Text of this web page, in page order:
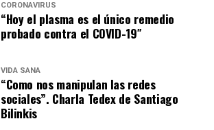
CORONAVIRUS
“Hoy el plasma es el único remedio
probado contra el COVID-19″
VIDA SANA
“Como nos manipulan las redes
sociales”. Charla Tedex de Santiago
Bilinkis